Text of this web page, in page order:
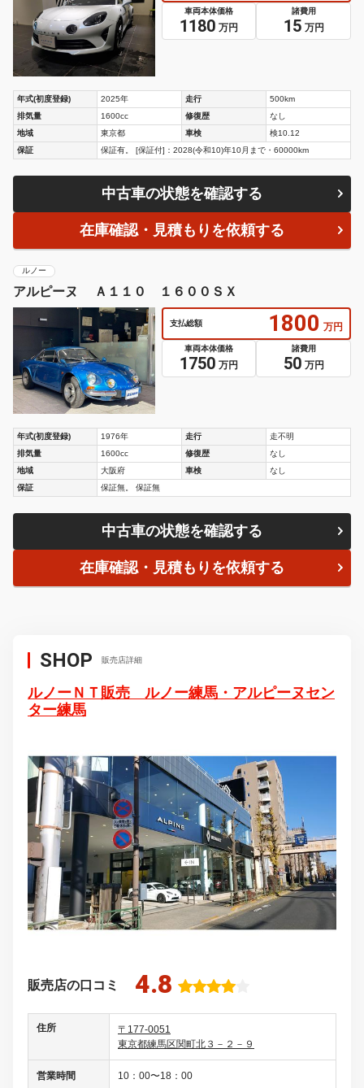
車両本体価格
1180 万円
諸費用
15 万円
年式(初度登録) 2025年 走行
500km
排気量
1600cc 修復歴
なし
地域
東京都 車検
検10.12
保証
保証有。 [保証付]：2028(令和10)年10月まで・60000km
中古車の状態を確認する
在庫確認・見積もりを依頼する
ルノー
アルピーヌ Ａ１１０ １６００ＳＸ
支払総額 1800 万円
車両本体価格
1750 万円
諸費用
50 万円
年式(初度登録) 1976年 走行
走不明
排気量
1600cc 修復歴
なし
地域
大阪府 車検
なし
保証
保証無。 保証無
中古車の状態を確認する
在庫確認・見積もりを依頼する
SHOP 販売店詳細
ルノーＮＴ販売 ルノー練馬・アルピーヌセン
ター練馬
販売店の口コミ 4.8
住所
〒177-0051
東京都練馬区関町北３－２－９
営業時間 10：00〜18：00